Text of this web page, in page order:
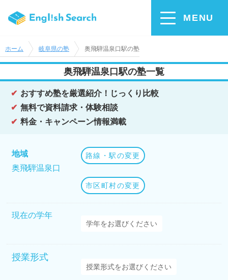
MENU
ホーム 岐阜県の塾 奥飛騨温泉口駅の塾
奥飛騨温泉口駅の塾一覧
おすすめ塾を厳選紹介！じっくり比較
無料で資料請求・体験相談
料金・キャンペーン情報満載
地域
奥飛騨温泉口
路線・駅の変更
市区町村の変更
現在の学年
授業形式